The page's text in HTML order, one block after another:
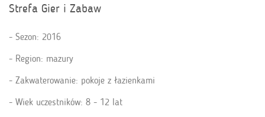
Strefa Gier i Zabaw
Sezon: 2016
Region: mazury
Zakwaterowanie: pokoje z łazienkami
Wiek uczestników: 8 - 12 lat